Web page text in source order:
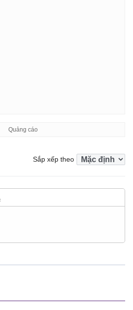
Sắp xếp theo